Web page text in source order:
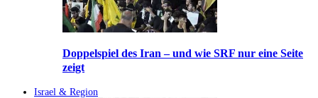
Doppelspiel des Iran – und wie SRF nur eine Seite
zeigt
Israel & Region